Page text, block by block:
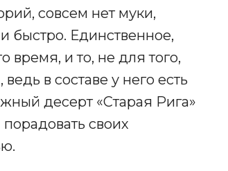
совсем нет муки,
быстро. Единственное,
время, и то, не для того,
в составе у него есть
десерт «Старая Рига»
своих